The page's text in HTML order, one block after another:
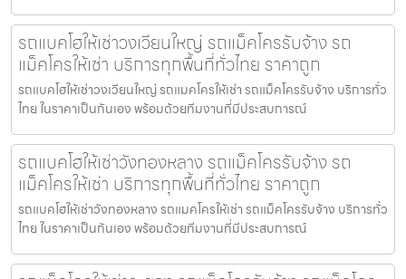
รถแบคโฮให้เช่าวงเวียนใหญ่ รถแม็คโครรับจ้าง รถ
แม็คโครให้เช่า บริการทุกพื้นที่ทั่วไทย ราคาถูก
รถแบคโฮให้เช่าวงเวียนใหญ่ รถแมคโครให้เช่า รถแม็คโครรับจ้าง บริการทั่ว
ไทย ในราคาเป็นกันเอง พร้อมด้วยทีมงานที่มีประสบการณ์
รถแบคโฮให้เช่าวังทองหลาง รถแม็คโครรับจ้าง รถ
แม็คโครให้เช่า บริการทุกพื้นที่ทั่วไทย ราคาถูก
รถแบคโฮให้เช่าวังทองหลาง รถแมคโครให้เช่า รถแม็คโครรับจ้าง บริการทั่ว
ไทย ในราคาเป็นกันเอง พร้อมด้วยทีมงานที่มีประสบการณ์